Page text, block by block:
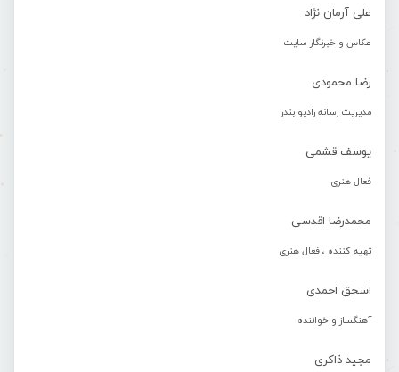
علی آرمان نژاد
عکاس و خبرنگار سایت
رضا محمودی
مدیریت رسانه رادیو بندر
یوسف قشمی
فعال هنری
محمدرضا اقدسی
تهیه کننده ، فعال هنری
اسحق احمدی
آهنگساز و خواننده
مجید ذاکری